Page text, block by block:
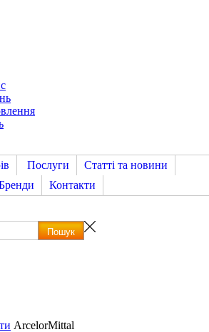
Послуги
Статті та новини
Контакти
ArcelorMittal